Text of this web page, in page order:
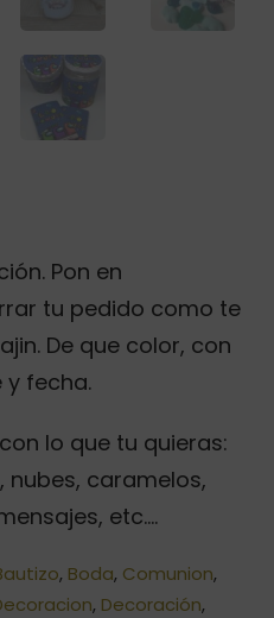
Pon en
tu pedido como te
De que color, con
y fecha.
lo que tu quieras:
caramelos,
etc….
, Boda, Comunion,
, Decoración,